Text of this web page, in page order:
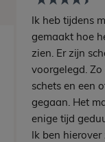
Ik heb tijdens
gemaakt hoe
zien. Er zijn
voorgelegd.
schets en een
gegaan. Het
enige tijd
Ik ben